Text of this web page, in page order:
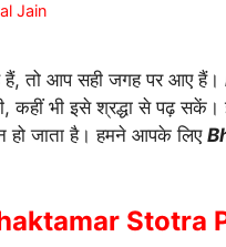
Jain
तो आप सही जगह पर आए हैं।
कहीं भी इसे श्रद्धा से पढ़
हो जाता है। हमने आपके लिए
Stotra